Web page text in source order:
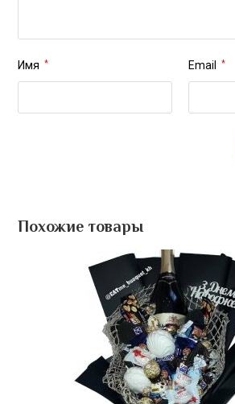
Имя * Email *
Похожие товары